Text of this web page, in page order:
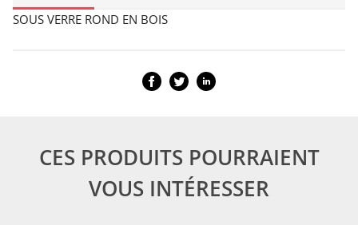
SOUS VERRE ROND EN BOIS
CES PRODUITS POURRAIENT
VOUS INTÉRESSER